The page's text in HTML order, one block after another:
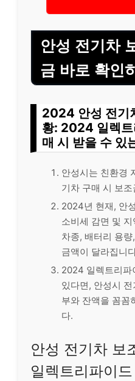
안성 전기차
금 바로 확인
2024 안성 전기
황: 2024 일렉
매 시 받을 수 있
안성시는 친환경
기차 구매 시 보
2024년 현재, 안
소비세 감면 및
차종, 배터리 용
금액이 달라집니
2024 일렉트리파
있다면, 안성시
부와 잔액을 꼼꼼
다.
안성 전기차 보
일렉트리파이